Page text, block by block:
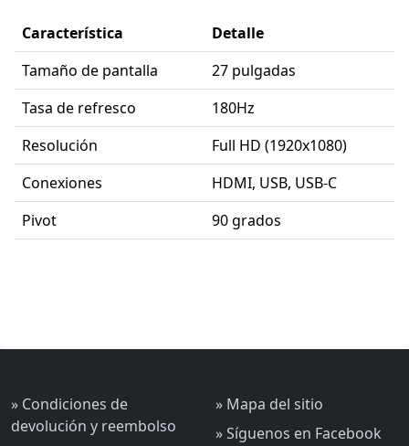
Característica
Detalle
Tamaño de pantalla
27 pulgadas
Tasa de refresco
180Hz
Resolución
Full HD (1920x1080)
Conexiones
HDMI, USB, USB-C
Pivot
90 grados
» Condiciones de
devolución y reembolso
» Mapa del sitio
» Síguenos en Facebook